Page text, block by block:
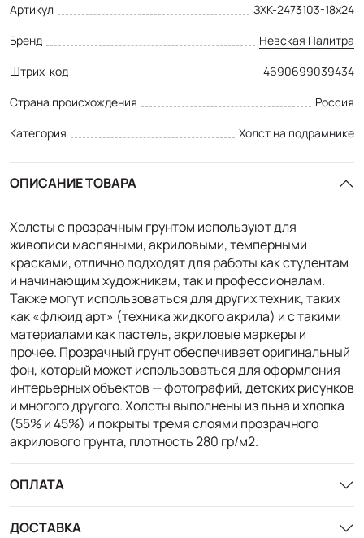
Артикул
ЗХК-2473103-18х24
Бренд
Невская Палитра
Штрих-код
4690699039434
Страна происхождения
Россия
Категория
Холст на подрамнике
ОПИСАНИЕ ТОВАРА
Холсты с прозрачным грунтом используют для
живописи масляными, акриловыми, темперными
красками, отлично подходят для работы как студентам
и начинающим художникам, так и профессионалам.
Также могут использоваться для других техник, таких
как «флюид арт» (техника жидкого акрила) и с такими
материалами как пастель, акриловые маркеры и
прочее. Прозрачный грунт обеспечивает оригинальный
фон, который может использоваться для оформления
интерьерных объектов — фотографий, детских рисунков
и многого другого. Холсты выполнены из льна и хлопка
(55% и 45%) и покрыты тремя слоями прозрачного
акрилового грунта, плотность 280 гр/м2.
ОПЛАТА
ДОСТАВКА